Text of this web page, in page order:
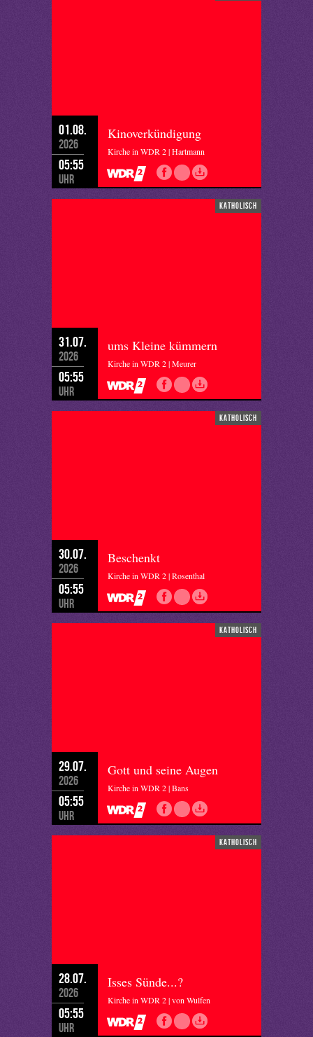
01.08.
2026
05:55
Uhr
Kinoverkündigung
Kirche in WDR 2 | Hartmann
katholisch
31.07.
2026
05:55
Uhr
ums Kleine kümmern
Kirche in WDR 2 | Meurer
katholisch
30.07.
2026
05:55
Uhr
Beschenkt
Kirche in WDR 2 | Rosenthal
katholisch
29.07.
2026
05:55
Uhr
Gott und seine Augen
Kirche in WDR 2 | Bans
katholisch
28.07.
2026
05:55
Uhr
Isses Sünde...?
Kirche in WDR 2 | von Wulfen